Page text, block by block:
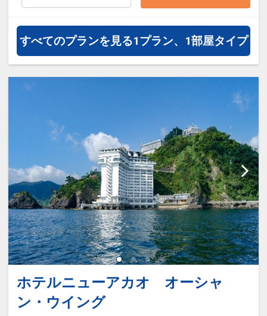
設定期間：2026年7月1日～2026年9月
30日
インターネットコース番号：DP-1-
すべてのプランを見る1プラン、1部屋タイプ
ホテルニューアカオ オーシャ
ン・ウイング